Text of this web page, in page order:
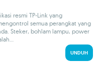
resmi TP-Link yang
semua perangkat yang
Steker, bohlam lampu, power
UNDUH